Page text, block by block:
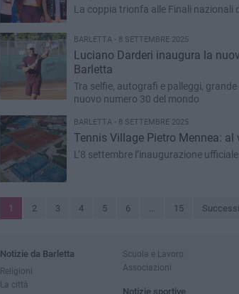
La coppia trionfa alle Finali nazionali
BARLETTA - 8 SETTEMBRE 2025
Luciano Darderi inaugura la
Barletta
Tra selfie, autografi e palleggi,
nuovo numero 30 del mondo
BARLETTA - 8 SETTEMBRE 2025
Tennis Village Pietro Mennea:
L’8 settembre l’inaugurazione
1 2 3 4 5 6 ... 15
Notizie da Barletta
Religioni
La città
Scuola e Lavoro
Associazioni
Notizie sportive